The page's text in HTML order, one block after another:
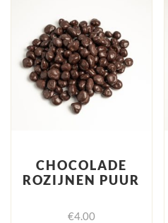
CHOCOLADE
ROZIJNEN PUUR
€4.00